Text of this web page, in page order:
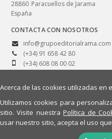
28860 Paracuellos de Jarama
España
CONTACTA CON NOSOTROS
info@grupoeditorialrama.com
(+34) 91 658 42 80
(+34) 608 08 00 02
© 2026, RA-MA, S.A.
Aviso legal
Política de privacidad
Quiénes
Acerca de las cookies utilizadas en
Utilizamos cookies para
sitio. Visite nuestraPolítica de
usar nuestro sitio, acepta el uso